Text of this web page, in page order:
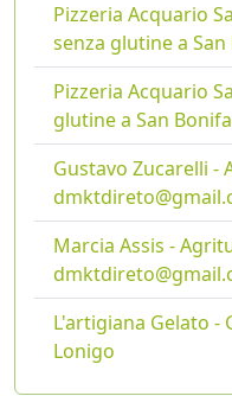
Pizzeria Acquario
senza glutine a
Pizzeria Acquario
glutine a San
Gustavo Zucarelli -
Marcia Assis -
L'artigiana Gelato -
Lonigo